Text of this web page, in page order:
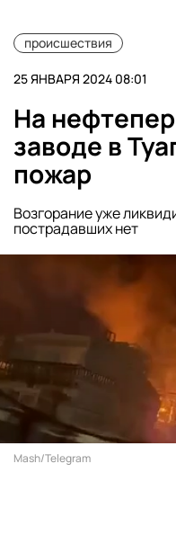
происшествия
25 ЯНВАРЯ 2024 08:01
На
заводе в
пожар
Возгорание уже
пострадавших нет
Mash/Telegram